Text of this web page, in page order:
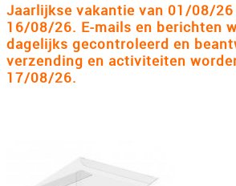
Statues & Busts
The Big Bang Theory
Thundercats
The Smurfs
Jaarlijkse vakantie van 01/08/
16/08/26. E-mails en berichten
dagelijks gecontroleerd en
verzending en activiteiten
17/08/26.